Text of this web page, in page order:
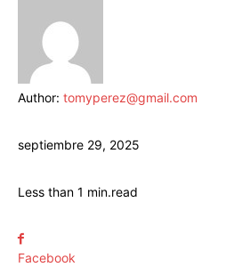
Author: tomyperez@gmail.com
septiembre 29, 2025
Less than 1 min.read
Facebook